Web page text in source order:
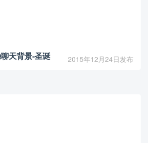
天背景-圣诞 2015年12月24日发布